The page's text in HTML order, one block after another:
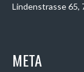
Lindenstrasse 65,
META